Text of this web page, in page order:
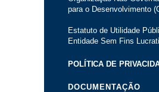
para o Desenvolvimento
Estatuto de Utilidade
Entidade Sem Fins
POLÍTICA DE
DOCUMENTAÇÃO